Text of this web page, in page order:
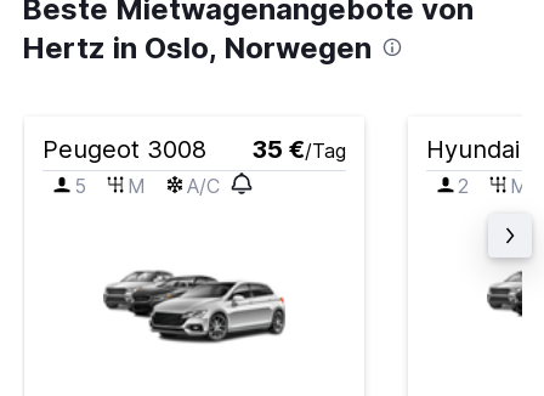
Beste Mietwagenangebote von
Hertz in Oslo, Norwegen
Peugeot 3008 35 €/Tag
5
M A/C
Hyundai
2 M